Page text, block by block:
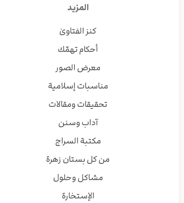
المزيد
كنز الفتاوىٰ
أحكام تهمّك
معرض الصور
مناسبات إسلامية
تحقيقات ومقالات
آداب وسنن
مكتبة السراج
من كل بستان زهرة
مشاكل وحلول
الإستخارة